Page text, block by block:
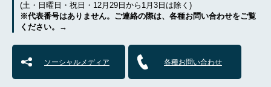
(土・日曜日・祝日・12月29日から1月3日は除く)
※代表番号はありません。ご連絡の際は、各種お問い合わせをご覧
ください。→
ソーシャルメディア 各種お問い合わせ